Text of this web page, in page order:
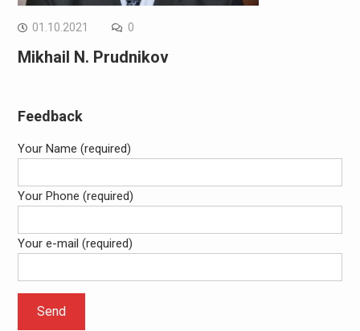
01.10.2021 0
Mikhail N. Prudnikov
Feedback
Your Name (required)
Your Phone (required)
Your e-mail (required)